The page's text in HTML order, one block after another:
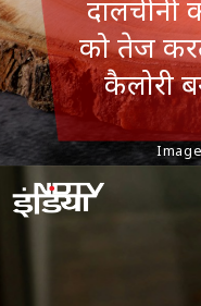
दालचीनी
को तेज
कैलोरी